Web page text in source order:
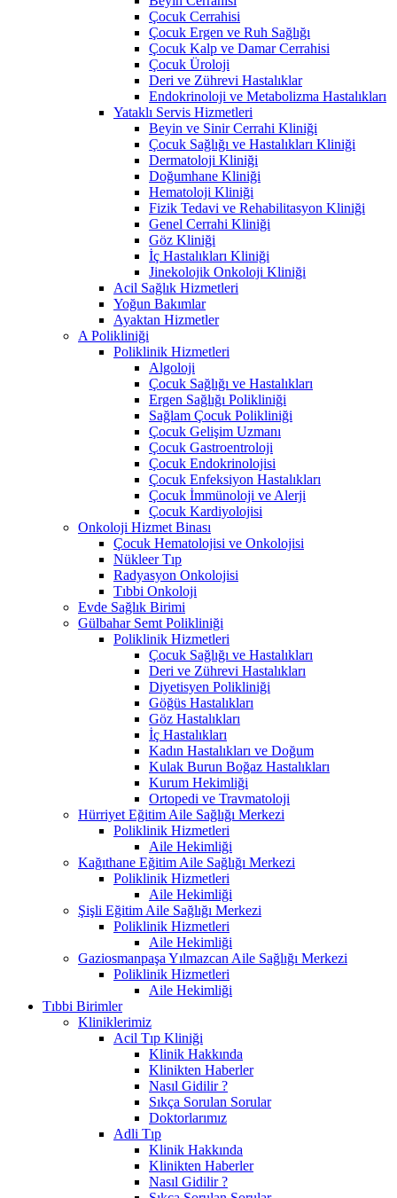
Çocuk Cerrahisi
Çocuk Ergen ve Ruh Sağlığı
Çocuk Kalp ve Damar Cerrahisi
Çocuk Üroloji
Deri ve Zührevi Hastalıklar
Endokrinoloji ve Metabolizma Hastalıkları
Yataklı Servis Hizmetleri
Beyin ve Sinir Cerrahi Kliniği
Çocuk Sağlığı ve Hastalıkları Kliniği
Dermatoloji Kliniği
Doğumhane Kliniği
Hematoloji Kliniği
Fizik Tedavi ve Rehabilitasyon Kliniği
Genel Cerrahi Kliniği
Göz Kliniği
İç Hastalıkları Kliniği
Jinekolojik Onkoloji Kliniği
Acil Sağlık Hizmetleri
Yoğun Bakımlar
Ayaktan Hizmetler
A Polikliniği
Poliklinik Hizmetleri
Algoloji
Çocuk Sağlığı ve Hastalıkları
Ergen Sağlığı Polikliniği
Sağlam Çocuk Polikliniği
Çocuk Gelişim Uzmanı
Çocuk Gastroentroloji
Çocuk Endokrinolojisi
Çocuk Enfeksiyon Hastalıkları
Çocuk İmmünoloji ve Alerji
Çocuk Kardiyolojisi
Onkoloji Hizmet Binası
Çocuk Hematolojisi ve Onkolojisi
Nükleer Tıp
Radyasyon Onkolojisi
Tıbbi Onkoloji
Evde Sağlık Birimi
Gülbahar Semt Polikliniği
Poliklinik Hizmetleri
Çocuk Sağlığı ve Hastalıkları
Deri ve Zührevi Hastalıkları
Diyetisyen Polikliniği
Göğüs Hastalıkları
Göz Hastalıkları
İç Hastalıkları
Kadın Hastalıkları ve Doğum
Kulak Burun Boğaz Hastalıkları
Kurum Hekimliği
Ortopedi ve Travmatoloji
Hürriyet Eğitim Aile Sağlığı Merkezi
Poliklinik Hizmetleri
Aile Hekimliği
Kağıthane Eğitim Aile Sağlığı Merkezi
Poliklinik Hizmetleri
Aile Hekimliği
Şişli Eğitim Aile Sağlığı Merkezi
Poliklinik Hizmetleri
Aile Hekimliği
Gaziosmanpaşa Yılmazcan Aile Sağlığı Merkezi
Poliklinik Hizmetleri
Aile Hekimliği
Tıbbi Birimler
Kliniklerimiz
Acil Tıp Kliniği
Klinik Hakkında
Klinikten Haberler
Nasıl Gidilir ?
Sıkça Sorulan Sorular
Doktorlarımız
Adli Tıp
Klinik Hakkında
Klinikten Haberler
Nasıl Gidilir ?